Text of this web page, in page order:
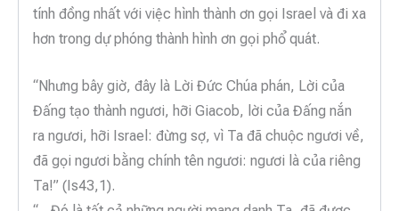
tính đồng nhất với việc hình thành ơn gọi Israel và đi xa
hơn trong dự phóng thành hình ơn gọi phổ quát.
“Nhưng bây giờ, đây là Lời Đức Chúa phán, Lời của
Đấng tạo thành ngươi, hỡi Giacob, lời của Đấng nắn
ra ngươi, hỡi Israel: đừng sợ, vì Ta đã chuộc ngươi về,
đã gọi ngươi bằng chính tên ngươi: ngươi là của riêng
Ta!” (Is43,1).